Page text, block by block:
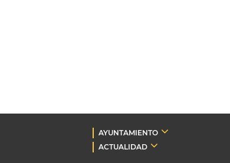
AYUNTAMIENTO
ACTUALIDAD